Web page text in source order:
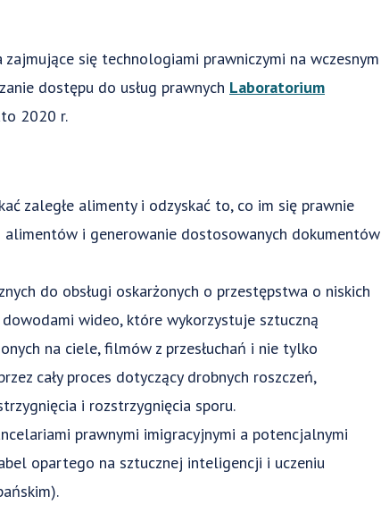
się technologiami prawniczymi na wczesnym
dostępu do usług prawnych Laboratorium
2020 r.
zaległe alimenty i odzyskać to, co im się prawnie
i generowanie dostosowanych dokumentów
do obsługi oskarżonych o przestępstwa o niskich
wideo, które wykorzystuje sztuczną
na ciele, filmów z przesłuchań i nie tylko
cały proces dotyczący drobnych roszczeń,
i rozstrzygnięcia sporu.
prawnymi imigracyjnymi a potencjalnymi
opartego na sztucznej inteligencji i uczeniu